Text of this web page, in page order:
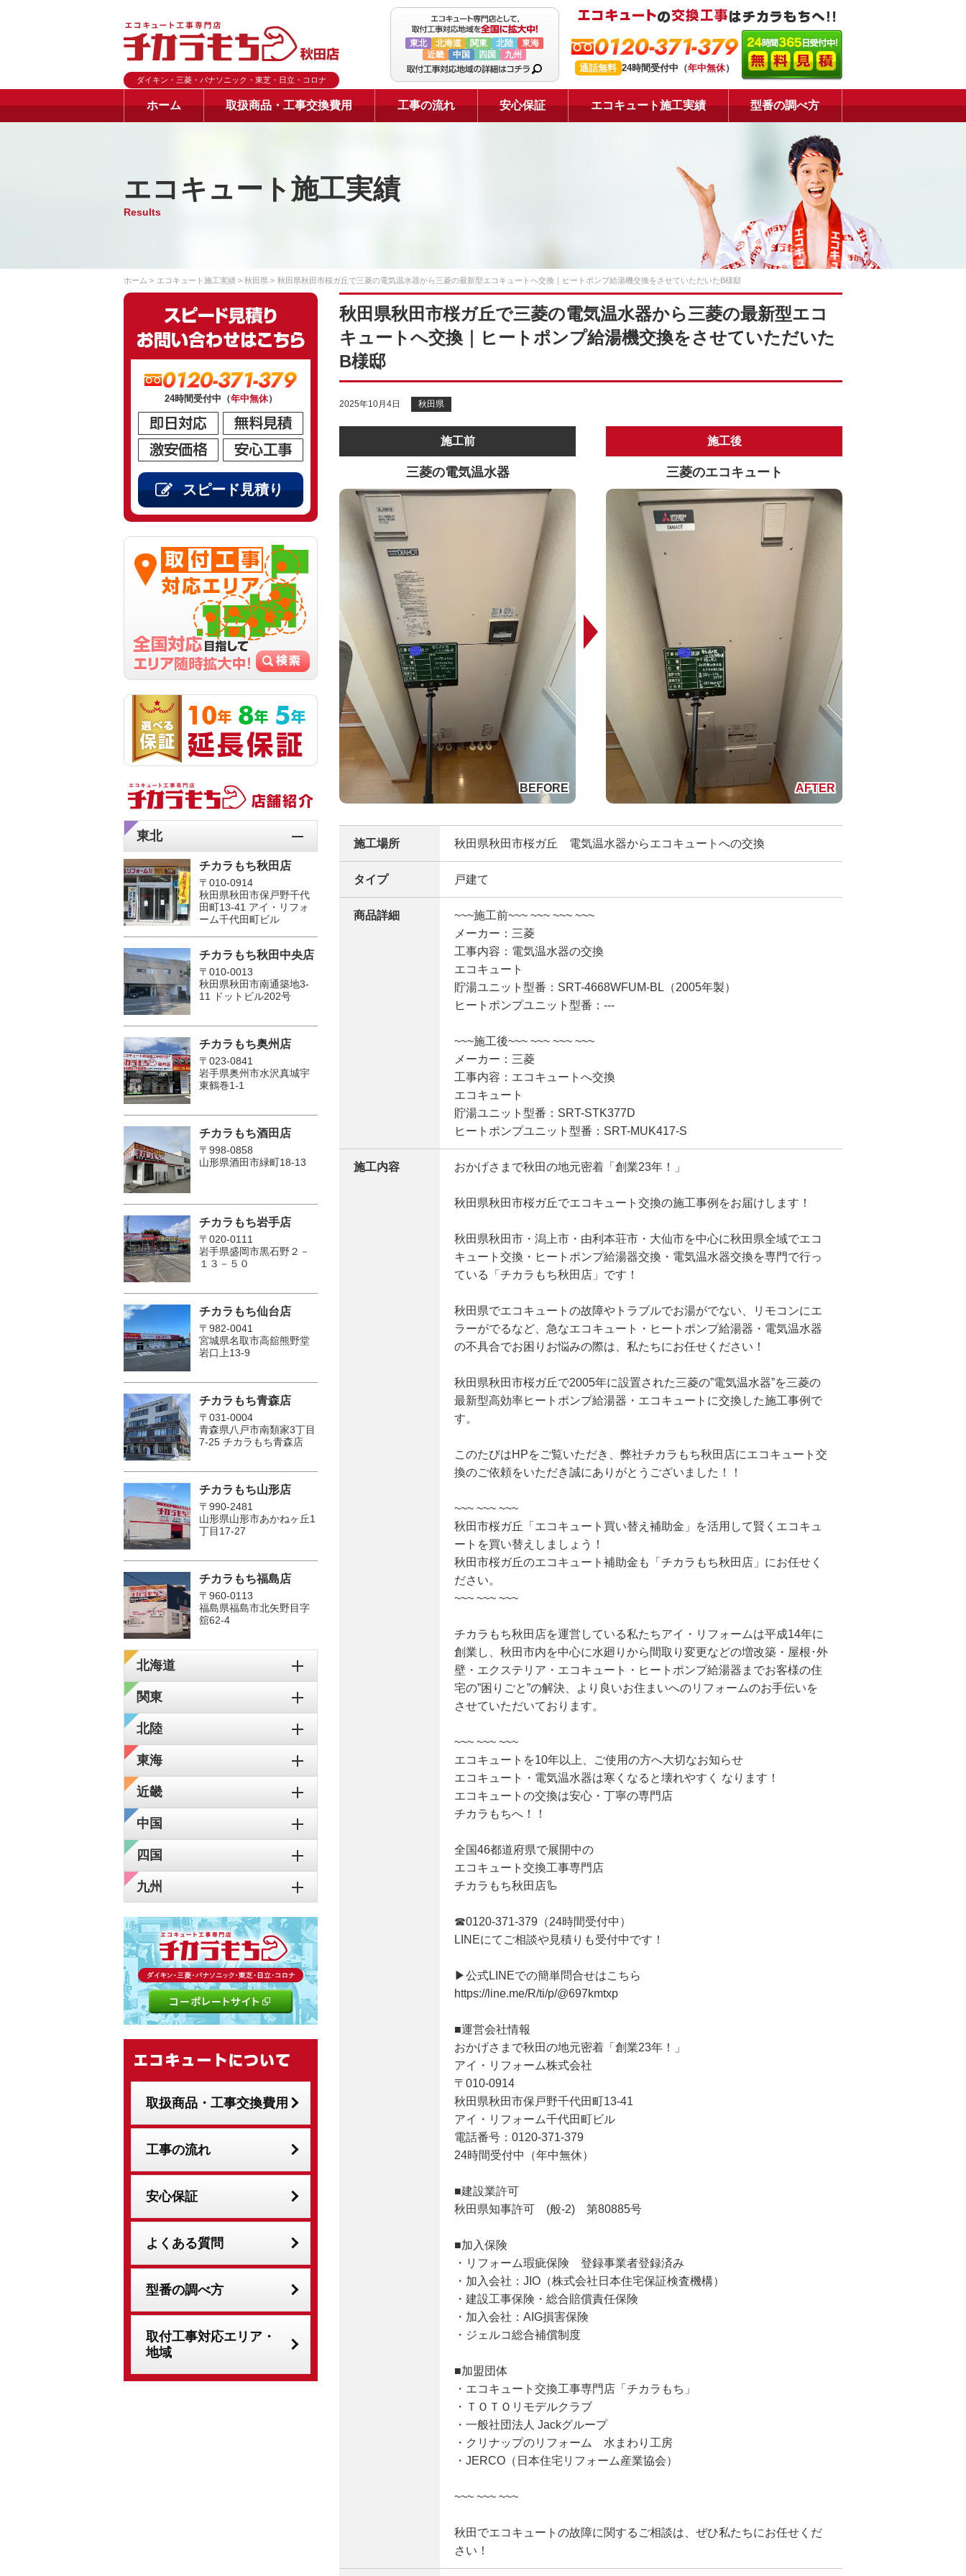
ダイキン・三菱・パナソニック・東芝・日立・コロナ
東北 北海道 関東 北陸
東海
近畿
中国 四国 九州 0120-371-379
通話無料 24時間受付中（年中無休）
ホーム 取扱商品・工事交換費用 工事の流れ 安心保証 エコキュート施工実績 型番の調べ方
エコキュート施工実績
Results
ホーム エコキュート施工実績 秋田県 秋田県秋田市桜ガ丘で三菱の電気温水器から三菱の最新型エコキュートへ交換｜ヒートポンプ給湯機交換をさせていただいたB様邸
秋田県秋田市桜ガ丘で三菱の電気温水器から三菱の最新型エコ
キュートへ交換｜ヒートポンプ給湯機交換をさせていただいた
B様邸
2025年10月4日 秋田県
施工前
三菱の電気温水器
施工後
三菱のエコキュート
施工場所 秋田県秋田市桜ガ丘 電気温水器からエコキュートへの交換
タイプ 戸建て
商品詳細
~~~施工前~~~ ~~~ ~~~ ~~~
メーカー：三菱
工事内容：電気温水器の交換
エコキュート
貯湯ユニット型番：SRT-4668WFUM-BL（2005年製）
ヒートポンプユニット型番：---
~~~施工後~~~ ~~~ ~~~ ~~~
メーカー：三菱
工事内容：エコキュートへ交換
エコキュート
貯湯ユニット型番：SRT-STK377D
ヒートポンプユニット型番：SRT-MUK417-S
施工内容 おかげさまで秋田の地元密着「創業23年！」
秋田県秋田市桜ガ丘でエコキュート交換の施工事例をお届けします！
秋田県秋田市・潟上市・由利本荘市・大仙市を中心に秋田県全域でエコ
キュート交換・ヒートポンプ給湯器交換・電気温水器交換を専門で行っ
ている「チカラもち秋田店」です！
秋田県でエコキュートの故障やトラブルでお湯がでない、リモコンにエ
ラーがでるなど、急なエコキュート・ヒートポンプ給湯器・電気温水器
の不具合でお困りお悩みの際は、私たちにお任せください！
秋田県秋田市桜ガ丘で2005年に設置された三菱の”電気温水器”を三菱の
最新型高効率ヒートポンプ給湯器・エコキュートに交換した施工事例で
す。
このたびはHPをご覧いただき、弊社チカラもち秋田店にエコキュート交
換のご依頼をいただき誠にありがとうございました！！
~~~ ~~~ ~~~
秋田市桜ガ丘「エコキュート買い替え補助金」を活用して賢くエコキュ
ートを買い替えしましょう！
秋田市桜ガ丘のエコキュート補助金も「チカラもち秋田店」にお任せく
ださい。
~~~ ~~~ ~~~
チカラもち秋田店を運営している私たちアイ・リフォームは平成14年に
創業し、秋田市内を中心に水廻りから間取り変更などの増改築・屋根･外
壁・エクステリア・エコキュート・ヒートポンプ給湯器までお客様の住
宅の”困りごと”の解決、より良いお住まいへのリフォームのお手伝いを
させていただいております。
~~~ ~~~ ~~~
エコキュートを10年以上、ご使用の方へ大切なお知らせ
エコキュート・電気温水器は寒くなると壊れやすく なります！
エコキュートの交換は安心・丁寧の専門店
チカラもちへ！！
全国46都道府県で展開中の
エコキュート交換工事専門店
チカラもち秋田店🦾
☎0120-371-379（24時間受付中）
LINEにてご相談や見積りも受付中です！
▶公式LINEでの簡単問合せはこちら
https://line.me/R/ti/p/@697kmtxp
■運営会社情報
おかげさまで秋田の地元密着「創業23年！」
アイ・リフォーム株式会社
〒010-0914
秋田県秋田市保戸野千代田町13-41
アイ・リフォーム千代田町ビル
電話番号：0120-371-379
24時間受付中（年中無休）
■建設業許可
秋田県知事許可 (般-2) 第80885号
■加入保険
・リフォーム瑕疵保険 登録事業者登録済み
・加入会社：JIO（株式会社日本住宅保証検査機構）
・建設工事保険・総合賠償責任保険
・加入会社：AIG損害保険
・ジェルコ総合補償制度
■加盟団体
・エコキュート交換工事専門店「チカラもち」
・ＴＯＴＯリモデルクラブ
・一般社団法人 Jackグループ
・クリナップのリフォーム 水まわり工房
・JERCO（日本住宅リフォーム産業協会）
~~~ ~~~ ~~~
秋田でエコキュートの故障に関するご相談は、ぜひ私たちにお任せくだ
さい！
0120-371-379
24時間受付中（年中無休）
スピード見積り
東北
チカラもち秋田店
〒010-0914
秋田県秋田市保戸野千代
田町13-41 アイ・リフォ
ーム千代田町ビル
チカラもち秋田中央店
〒010-0013
秋田県秋田市南通築地3-
11 ドットビル202号
チカラもち奥州店
〒023-0841
岩手県奥州市水沢真城宇
東鶴巻1‐1
チカラもち酒田店
〒998-0858
山形県酒田市緑町18-13
チカラもち岩手店
〒020-0111
岩手県盛岡市黒石野２－
１３－５０
チカラもち仙台店
〒982-0041
宮城県名取市高舘熊野堂
岩口上13‐9
チカラもち青森店
〒031-0004
青森県八戸市南類家3丁目
7-25 チカラもち青森店
チカラもち山形店
〒990-2481
山形県山形市あかねヶ丘1
丁目17-27
チカラもち福島店
〒960-0113
福島県福島市北矢野目字
舘62-4
北海道
関東
北陸
東海
近畿
中国
四国
九州
取扱商品・工事交換費用
工事の流れ
安心保証
よくある質問
型番の調べ方
取付工事対応エリア・
地域